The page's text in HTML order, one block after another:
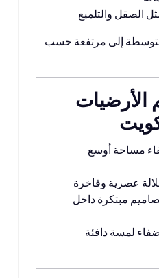
الصقل والتلميع
متوسطة إلى مرتفعة حسب
الأرضيات
مساحة أوسع
عصرية وفاخرة
مبتكرة داخل
لمسة دافئة